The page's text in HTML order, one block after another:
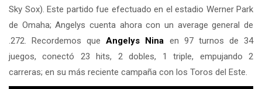
Sky Sox). Este partido fue efectuado en el estadio Werner Park
de Omaha; Angelys cuenta ahora con un average general de
.272. Recordemos queAngelys Nina en 97 turnos de 34
juegos, conectó 23 hits, 2 dobles, 1 triple, empujando 2
carreras; en su más reciente campaña con los Toros del Este.